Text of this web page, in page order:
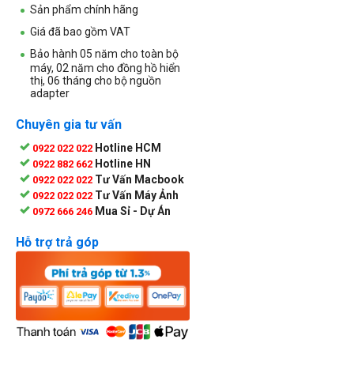
Sản phẩm chính hãng
Giá đã bao gồm VAT
Bảo hành 05 năm cho toàn bộ
máy, 02 năm cho đồng hồ hiển
thị, 06 tháng cho bộ nguồn
adapter
Chuyên gia tư vấn
0922 022 022 Hotline HCM
0922 882 662 Hotline HN
0922 022 022 Tư Vấn Macbook
0922 022 022 Tư Vấn Máy Ảnh
0972 666 246 Mua Sỉ - Dự Án
Hỗ trợ trả góp